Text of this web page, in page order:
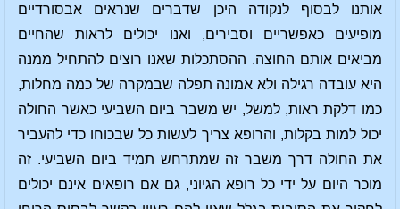
אותנו לבסוף לנקודה היכן שדברים שנראים אבסורדיים
מופיעים כאפשריים וסבירים, ואנו יכולים לראות שהחיים
מביאים אותם החוצה. ההסתכלות שאנו רוצים להתחיל ממנה
היא עובדה רגילה ולא אמונה תפלה שבמקרה של כמה מחלות,
כמו דלקת ראות, למשל, יש משבר ביום השביעי כאשר החולה
יכול למות בקלות, והרופא צריך לעשות כל שבכוחו כדי להעביר
את החולה דרך משבר זה שמתרחש תמיד ביום השביעי. זה
מוכר היום על ידי כל רופא הגיוני, גם אם רופאים אינם יכולים